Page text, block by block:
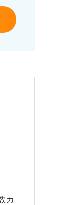
カ